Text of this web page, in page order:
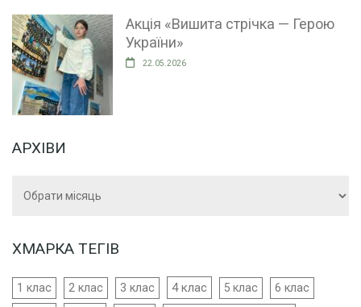
Акція «Вишита стрічка — Герою
України»
22.05.2026
АРХІВИ
ХМАРКА ТЕГІВ
1 клас 2 клас 3 клас 4 клас 5 клас 6 клас